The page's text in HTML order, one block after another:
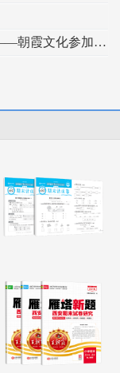
提升新闻宣传能力，筑牢舆情风险意识——朝霞文化参加河南日报2024年新闻宣传及舆情处置培训班